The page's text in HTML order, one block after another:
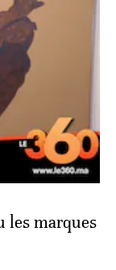
les marques